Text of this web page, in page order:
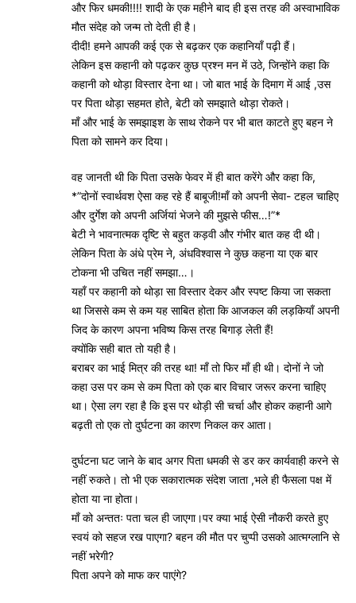
और फिर धमकी!!!! शादी के एक महीने बाद ही इस तरह की अस्वाभाविक
मौत संदेह को जन्म तो देती ही है।
दीदी! हमने आपकी कई एक से‌ बढ़कर एक कहानियाँ पढ़ी हैं।
लेकिन इस कहानी को पढ़कर कुछ प्रश्न मन में उठे, जिन्होंने कहा कि
कहानी को थोड़ा विस्तार देना था। जो बात भाई के दिमाग में आई ,उस
पर पिता थोड़ा सहमत होते, बेटी को समझाते थोड़ा रोकते।
माँ और भाई के समझाइश के साथ रोकने पर भी बात काटते हुए बहन ने
पिता को सामने कर दिया।
वह जानती थी कि पिता उसके फेवर में ही बात करेंगे और कहा कि,
*”दोनों स्वार्थवश ऐसा कह रहे हैं बाबूजी!माँ को अपनी सेवा- टहल चाहिए
और दुर्गेश को अपनी अर्जियां भेजने की मुझसे फीस…!”*
बेटी ने भावनात्मक दृष्टि से बहुत कड़वी और गंभीर बात कह दी थी।
लेकिन पिता के अंधे प्रेम ने, अंधविश्वास ने कुछ कहना या एक बार
टोकना भी उचित नहीं समझा…।
यहाँ पर कहानी को थोड़ा सा विस्तार देकर और स्पष्ट किया जा सकता
था जिससे कम से कम यह साबित होता कि आजकल की लड़कियाँ अपनी
जिद के कारण अपना भविष्य किस तरह बिगाड़ लेती हैं!
क्योंकि सही बात तो यही है।
बराबर का भाई मित्र की तरह था! माँ तो फिर माँ ही थी। दोनों ने जो
कहा उस पर कम से कम पिता को एक बार विचार जरूर करना चाहिए
था। ऐसा लग रहा है कि इस पर थोड़ी सी चर्चा और होकर कहानी आगे
बढ़ती तो एक तो दुर्घटना का कारण निकल कर आता।
दुर्घटना घट जाने के बाद अगर पिता धमकी से डर कर कार्यवाही करने से
नहीं रुकते। तो भी एक सकारात्मक संदेश जाता ,भले ही फैसला पक्ष में
होता या ना होता।
माँ को अन्ततः पता चल ही जाएगा।पर क्या भाई ऐसी नौकरी करते हुए
स्वयं को सहज रख पाएगा? बहन की मौत पर चुप्पी उसको आत्मग्लानि से
नहीं भरेगी?
पिता अपने को माफ कर पाएंगे?